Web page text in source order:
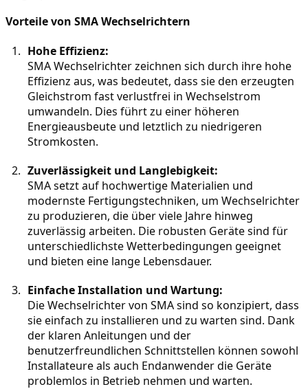
Vorteile von SMA Wechselrichtern
Hohe Effizienz:
SMA Wechselrichter zeichnen sich durch ihre hohe
Effizienz aus, was bedeutet, dass sie den erzeugten
Gleichstrom fast verlustfrei in Wechselstrom
umwandeln. Dies führt zu einer höheren
Energieausbeute und letztlich zu niedrigeren
Stromkosten.
Zuverlässigkeit und Langlebigkeit:
SMA setzt auf hochwertige Materialien und
modernste Fertigungstechniken, um Wechselrichter
zu produzieren, die über viele Jahre hinweg
zuverlässig arbeiten. Die robusten Geräte sind für
unterschiedlichste Wetterbedingungen geeignet
und bieten eine lange Lebensdauer.
Einfache Installation und Wartung:
Die Wechselrichter von SMA sind so konzipiert, dass
sie einfach zu installieren und zu warten sind. Dank
der klaren Anleitungen und der
benutzerfreundlichen Schnittstellen können sowohl
Installateure als auch Endanwender die Geräte
problemlos in Betrieb nehmen und warten.